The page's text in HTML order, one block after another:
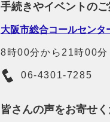
手続きやイベントの
大阪市総合コールセンタ
8時00分から21時00分
06-4301-7285
皆さんの声をお寄せ